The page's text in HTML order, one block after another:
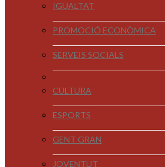
IGUALTAT
PROMOCIÓ ECONÒMICA
SERVEIS SOCIALS
CULTURA
ESPORTS
GENT GRAN
JOVENTUT